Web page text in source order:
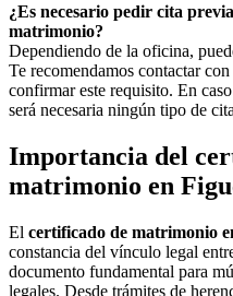
¿Es necesario pedir cita
matrimonio?
Dependiendo de la oficina,
Te recomendamos contactar
confirmar este requisito. En
será necesaria ningún tipo de
Importancia del
matrimonio en
El certificado de matrimonio
constancia del vínculo legal
documento fundamental para
legales. Desde trámites de